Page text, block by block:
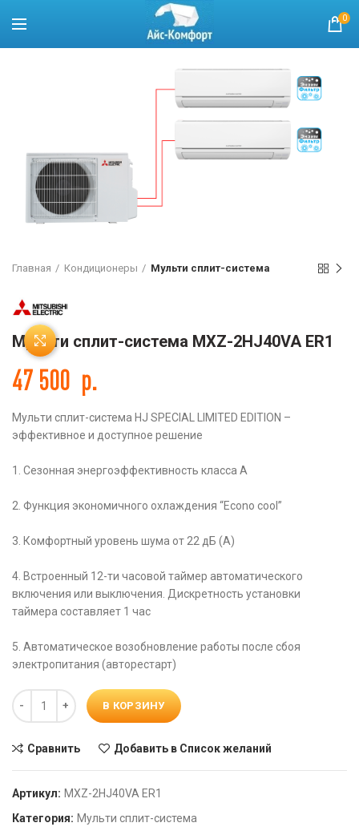
0
Нажмите, чтобы увеличить
Главная Кондиционеры Мульти сплит-система
Мульти сплит-система MXZ-2HJ40VA ER1
47 500 р.
Мульти сплит-система HJ SPECIAL LIMITED EDITION –
эффективное и доступное решение
1. Сезонная энергоэффективность класса А
2. Функция экономичного охлаждения “Econo cool”
3. Комфортный уровень шума от 22 дБ (А)
4. Встроенный 12-ти часовой таймер автоматического
включения или выключения. Дискретность установки
таймера составляет 1 час
5. Автоматическое возобновление работы после сбоя
электропитания (авторестарт)
Количество
В КОРЗИНУ
Сравнить Добавить в Список желаний
Артикул: MXZ-2HJ40VA ER1
Категория: Мульти сплит-система